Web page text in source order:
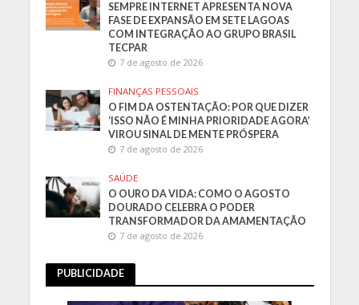
SEMPRE INTERNET APRESENTA NOVA
FASE DE EXPANSÃO EM SETE LAGOAS
COM INTEGRAÇÃO AO GRUPO BRASIL
TECPAR
7 de agosto de 2026
FINANÇAS PESSOAIS
O FIM DA OSTENTAÇÃO: POR QUE DIZER
‘ISSO NÃO É MINHA PRIORIDADE AGORA’
VIROU SINAL DE MENTE PRÓSPERA
7 de agosto de 2026
SAÚDE
O OURO DA VIDA: COMO O AGOSTO
DOURADO CELEBRA O PODER
TRANSFORMADOR DA AMAMENTAÇÃO
7 de agosto de 2026
PUBLICIDADE